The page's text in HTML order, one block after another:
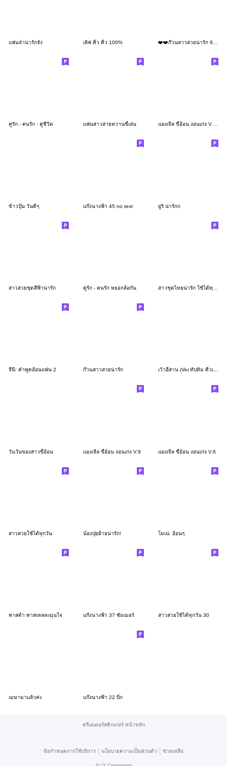
แฟนจ๋าน่ารักจัง เลิฟ คิ้ว คิ้ว 100%
คู่รัก - คนรัก - คู่ชีวิต แฟนสาวสายหวานขี้เล่น แองเจิ้ล ขี้อ้อน งอนเก่ง V.12
ข้าวปุ้น วันดีๆ แก๊งนางฟ้า 45 no text ยูริ น่ารักก
สาวสวยชุดสีฟ้าน่ารัก คู่รัก - คนรัก หยอกล้อกัน
จีนี่: คำพูดอ้อนแฟน 2 ก๊วนสาวสวยน่ารัก เว้าอีสาน (Ver.ทับทิม คิ้วเกิร์ล)
วันวันของสาวขี้อ้อน แองเจิ้ล ขี้อ้อน งอนเก่ง V.9 แองเจิ้ล ขี้อ้อน งอนเก่ง V.6
สาวสวยใช้ได้ทุกวัน น้องปุยฝ้ายน่ารัก! โมเน่: อ้อนๆ
พาสต้า พาสเทลละมุนใจ แก๊งนางฟ้า 37 ซัมเมอร์ สาวสวยใช้ได้ทุกวัน 30
เมษามาแล้วค่ะ แก๊งนางฟ้า 22 บิ๊ก
ครีเอเตอร์สติกเกอร์ หน้าหลัก
ข้อกำหนดการใช้บริการ | นโยบายความเป็นส่วนตัว | ช่วยเหลือ